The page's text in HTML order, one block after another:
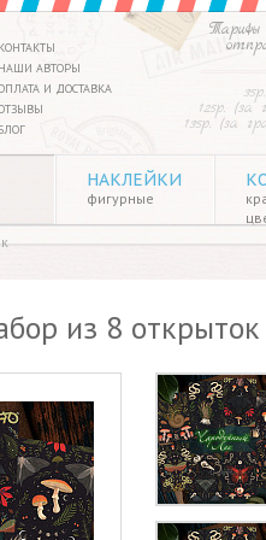
Тарифы
125р. (за
135р. (за
КОНТАКТЫ
НАШИ АВТОРЫ
И ДОСТАВКА
БЛОГ
НАКЛЕЙКИ
фигурные
из 8 открыток